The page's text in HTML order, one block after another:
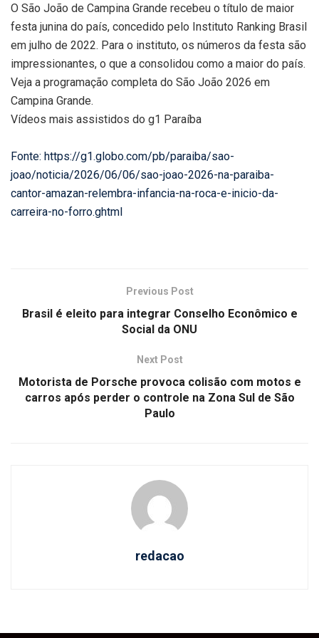
O São João de Campina Grande recebeu o título de maior
festa junina do país, concedido pelo Instituto Ranking Brasil
em julho de 2022. Para o instituto, os números da festa são
impressionantes, o que a consolidou como a maior do país.
Veja a programação completa do São João 2026 em
Campina Grande.
Vídeos mais assistidos do g1 Paraíba
Fonte: https://g1.globo.com/pb/paraiba/sao-
joao/noticia/2026/06/06/sao-joao-2026-na-paraiba-
cantor-amazan-relembra-infancia-na-roca-e-inicio-da-
carreira-no-forro.ghtml
Previous Post
Brasil é eleito para integrar Conselho Econômico e
Social da ONU
Next Post
Motorista de Porsche provoca colisão com motos e
carros após perder o controle na Zona Sul de São
Paulo
redacao